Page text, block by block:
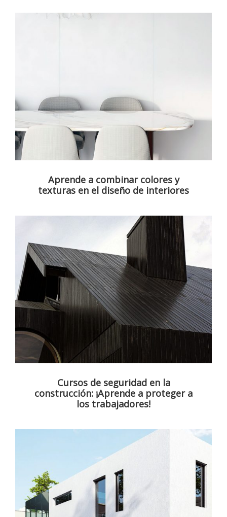
Aprende a combinar colores y
texturas en el diseño de interiores
Cursos de seguridad en la
construcción: ¡Aprende a proteger a
los trabajadores!